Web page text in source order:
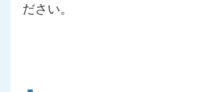
ださい。